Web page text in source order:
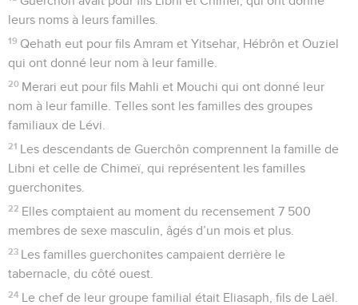
leurs noms à leurs familles.
19 Qehath eut pour fils Amram et Yitsehar, Hébrôn et Ouziel
qui ont donné leur nom à leur famille.
20 Merari eut pour fils Mahli et Mouchi qui ont donné leur
nom à leur famille. Telles sont les familles des groupes
familiaux de Lévi.
21 Les descendants de Guerchôn comprennent la famille de
Libni et celle de Chimeï, qui représentent les familles
guerchonites.
22 Elles comptaient au moment du recensement 7 500
membres de sexe masculin, âgés d’un mois et plus.
23 Les familles guerchonites campaient derrière le
tabernacle, du côté ouest.
24 Le chef de leur groupe familial était Eliasaph, fils de Laël.